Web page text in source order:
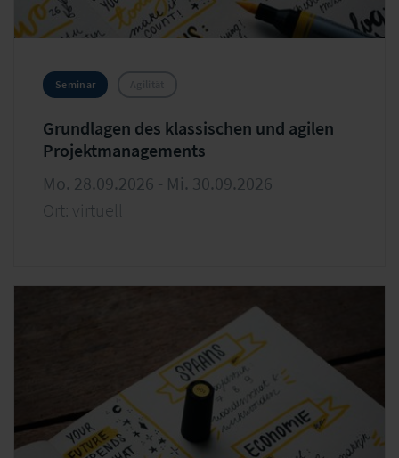
Seminar
Grundlagen des klassischen und agilen
Projektmanagements
Mo. 28.09.2026 - Mi. 30.09.2026
Ort: virtuell